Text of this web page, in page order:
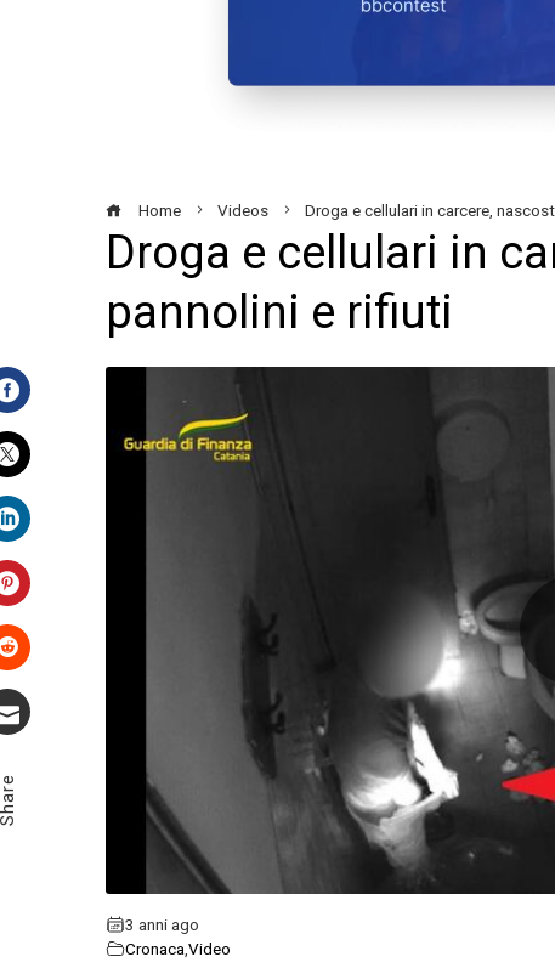
Home Videos Droga e cellulari in carcere,
Droga e cellulari in
pannolini e rifiuti
Facebook
Twitter
LinkedIn
Pinterest
Stumbleupon
3 anni ago
Cronaca,Video